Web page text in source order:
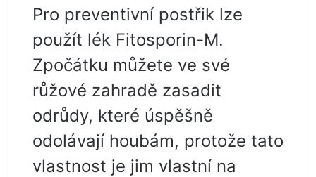
Pro preventivní postřik lze
použít lék Fitosporin-M.
Zpočátku můžete ve své
růžové zahradě zasadit
odrůdy, které úspěšně
odolávají houbám, protože tato
vlastnost je jim vlastní na